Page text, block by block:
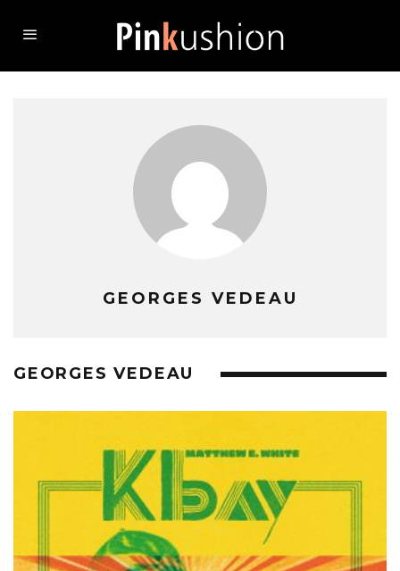
GEORGES VEDEAU
GEORGES VEDEAU